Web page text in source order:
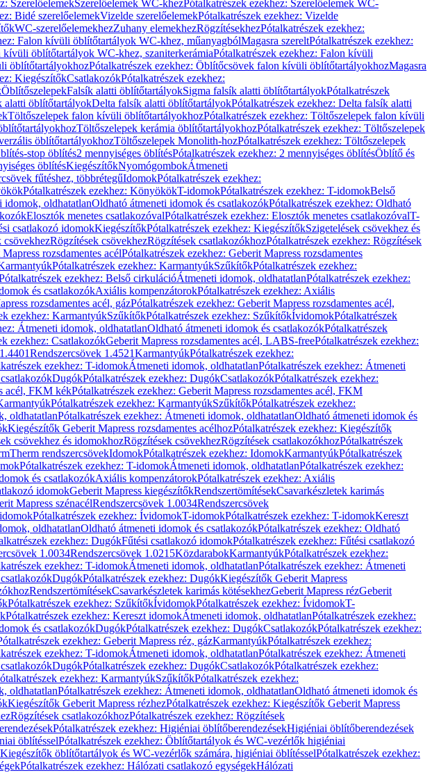
SzerelőelemekSzerelőelemek WC-khezPótalkatrészek ezekhez: Szerelőelemek WC-
Bidé szerelőelemekVizelde szerelőelemekPótalkatrészek ezekhez: Vizelde
WC-szerelőelemekhezZuhany elemekhezRögzítésekhezPótalkatrészek ezekhez:
Falon kívüli öblítőtartályok WC-khez, műanyagbólMagasra szereltPótalkatrészek ezekhez:
kívüli öblítőtartályok WC-khez, szaniterkerámiaPótalkatrészek ezekhez: Falon kívüli
öblítőtartályokhozPótalkatrészek ezekhez: Öblítőcsövek falon kívüli öblítőtartályokhozMagasra
KiegészítőkCsatlakozókPótalkatrészek ezekhez:
ÖblítőszelepekFalsík alatti öblítőtartályokSigma falsík alatti öblítőtartályokPótalkatrészek
alatti öblítőtartályokDelta falsík alatti öblítőtartályokPótalkatrészek ezekhez: Delta falsík alatti
Töltőszelepek falon kívüli öblítőtartályokhozPótalkatrészek ezekhez: Töltőszelepek falon kívüli
Töltőszelepek kerámia öblítőtartályokhozPótalkatrészek ezekhez: Töltőszelepek
öblítőtartályokhozTöltőszelepek Monolith-hozPótalkatrészek ezekhez: Töltőszelepek
stop öblítés2 mennyiséges öblítésPótalkatrészek ezekhez: 2 mennyiséges öblítésÖblítő és
öblítésKiegészítőkNyomógombokÁtmeneti
fűtéshez, többrétegűIdomokPótalkatrészek ezekhez:
Pótalkatrészek ezekhez: KönyökökT-idomokPótalkatrészek ezekhez: T-idomokBelső
idomok, oldhatatlanOldható átmeneti idomok és csatlakozókPótalkatrészek ezekhez: Oldható
Elosztók menetes csatlakozóvalPótalkatrészek ezekhez: Elosztók menetes csatlakozóvalT-
csatlakozó idomokKiegészítőkPótalkatrészek ezekhez: KiegészítőkSzigetelések csövekhez és
Rögzítések csövekhezRögzítések csatlakozókhozPótalkatrészek ezekhez: Rögzítések
rozsdamentes acélPótalkatrészek ezekhez: Geberit Mapress rozsdamentes
Pótalkatrészek ezekhez: KarmantyúkSzűkítőkPótalkatrészek ezekhez:
ezekhez: Belső cirkulációÁtmeneti idomok, oldhatatlanPótalkatrészek ezekhez:
és csatlakozókAxiális kompenzátorokPótalkatrészek ezekhez: Axiális
rozsdamentes acél, gázPótalkatrészek ezekhez: Geberit Mapress rozsdamentes acél,
ezekhez: KarmantyúkSzűkítőkPótalkatrészek ezekhez: SzűkítőkÍvidomokPótalkatrészek
Átmeneti idomok, oldhatatlanOldható átmeneti idomok és csatlakozókPótalkatrészek
ezekhez: CsatlakozókGeberit Mapress rozsdamentes acél, LABS-freePótalkatrészek ezekhez:
Rendszercsövek 1.4521KarmantyúkPótalkatrészek ezekhez:
ezekhez: T-idomokÁtmeneti idomok, oldhatatlanPótalkatrészek ezekhez: Átmeneti
DugókPótalkatrészek ezekhez: DugókCsatlakozókPótalkatrészek ezekhez:
acél, FKM kékPótalkatrészek ezekhez: Geberit Mapress rozsdamentes acél, FKM
Pótalkatrészek ezekhez: KarmantyúkSzűkítőkPótalkatrészek ezekhez:
oldhatatlanPótalkatrészek ezekhez: Átmeneti idomok, oldhatatlanOldható átmeneti idomok és
Kiegészítők Geberit Mapress rozsdamentes acélhozPótalkatrészek ezekhez: Kiegészítők
csövekhez és idomokhozRögzítések csövekhezRögzítések csatlakozókhozPótalkatrészek
Therm rendszercsövekIdomokPótalkatrészek ezekhez: IdomokKarmantyúkPótalkatrészek
Pótalkatrészek ezekhez: T-idomokÁtmeneti idomok, oldhatatlanPótalkatrészek ezekhez:
és csatlakozókAxiális kompenzátorokPótalkatrészek ezekhez: Axiális
idomokGeberit Mapress kiegészítőkRendszertömítésekCsavarkészletek karimás
Mapress szénacélRendszercsövek 1.0034Rendszercsövek
Pótalkatrészek ezekhez: ÍvidomokT-idomokPótalkatrészek ezekhez: T-idomokKereszt
oldhatatlanOldható átmeneti idomok és csatlakozókPótalkatrészek ezekhez: Oldható
ezekhez: DugókFűtési csatlakozó idomokPótalkatrészek ezekhez: Fűtési csatlakozó
1.0034Rendszercsövek 1.0215KözdarabokKarmantyúkPótalkatrészek ezekhez:
ezekhez: T-idomokÁtmeneti idomok, oldhatatlanPótalkatrészek ezekhez: Átmeneti
DugókPótalkatrészek ezekhez: DugókKiegészítők Geberit Mapress
RendszertömítésekCsavarkészletek karimás kötésekhezGeberit Mapress rézGeberit
Pótalkatrészek ezekhez: SzűkítőkÍvidomokPótalkatrészek ezekhez: ÍvidomokT-
Pótalkatrészek ezekhez: Kereszt idomokÁtmeneti idomok, oldhatatlanPótalkatrészek ezekhez:
és csatlakozókDugókPótalkatrészek ezekhez: DugókCsatlakozókPótalkatrészek ezekhez:
ezekhez: Geberit Mapress réz, gázKarmantyúkPótalkatrészek ezekhez:
ezekhez: T-idomokÁtmeneti idomok, oldhatatlanPótalkatrészek ezekhez: Átmeneti
DugókPótalkatrészek ezekhez: DugókCsatlakozókPótalkatrészek ezekhez:
ezekhez: KarmantyúkSzűkítőkPótalkatrészek ezekhez:
oldhatatlanPótalkatrészek ezekhez: Átmeneti idomok, oldhatatlanOldható átmeneti idomok és
Kiegészítők Geberit Mapress rézhezPótalkatrészek ezekhez: Kiegészítők Geberit Mapress
Rögzítések csatlakozókhozPótalkatrészek ezekhez: Rögzítések
Pótalkatrészek ezekhez: Higiéniai öblítőberendezésekHigiéniai öblítőberendezések
öblítésselPótalkatrészek ezekhez: Öblítőtartályok és WC-vezérlők higiéniai
Kiegészítők öblítőtartályok és WC-vezérlők számára, higiéniai öblítésselPótalkatrészek ezekhez:
Pótalkatrészek ezekhez: Hálózati csatlakozó egységekHálózati